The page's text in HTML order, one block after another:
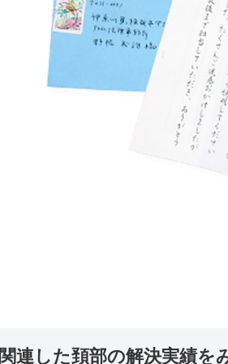
関連した頚部の解決実績を